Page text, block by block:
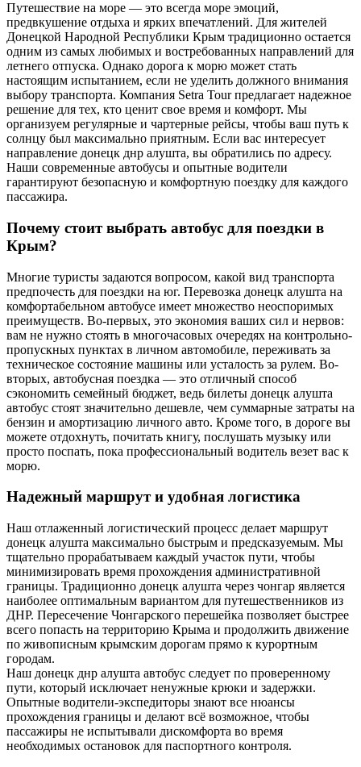
Путешествие на море — это всегда море эмоций,
предвкушение отдыха и ярких впечатлений. Для жителей
Донецкой Народной Республики Крым традиционно остается
одним из самых любимых и востребованных направлений для
летнего отпуска. Однако дорога к морю может стать
настоящим испытанием, если не уделить должного внимания
выбору транспорта. Компания Setra Tour предлагает надежное
решение для тех, кто ценит свое время и комфорт. Мы
организуем регулярные и чартерные рейсы, чтобы ваш путь к
солнцу был максимально приятным. Если вас интересует
направление донецк днр алушта, вы обратились по адресу.
Наши современные автобусы и опытные водители
гарантируют безопасную и комфортную поездку для каждого
пассажира.
Почему стоит выбрать автобус для поездки в
Крым?
Многие туристы задаются вопросом, какой вид транспорта
предпочесть для поездки на юг. Перевозка донецк алушта на
комфортабельном автобусе имеет множество неоспоримых
преимуществ. Во-первых, это экономия ваших сил и нервов:
вам не нужно стоять в многочасовых очередях на контрольно-
пропускных пунктах в личном автомобиле, переживать за
техническое состояние машины или усталость за рулем. Во-
вторых, автобусная поездка — это отличный способ
сэкономить семейный бюджет, ведь билеты донецк алушта
автобус стоят значительно дешевле, чем суммарные затраты на
бензин и амортизацию личного авто. Кроме того, в дороге вы
можете отдохнуть, почитать книгу, послушать музыку или
просто поспать, пока профессиональный водитель везет вас к
морю.
Надежный маршрут и удобная логистика
Наш отлаженный логистический процесс делает маршрут
донецк алушта максимально быстрым и предсказуемым. Мы
тщательно прорабатываем каждый участок пути, чтобы
минимизировать время прохождения административной
границы. Традиционно донецк алушта через чонгар является
наиболее оптимальным вариантом для путешественников из
ДНР. Пересечение Чонгарского перешейка позволяет быстрее
всего попасть на территорию Крыма и продолжить движение
по живописным крымским дорогам прямо к курортным
городам.
Наш донецк днр алушта автобус следует по проверенному
пути, который исключает ненужные крюки и задержки.
Опытные водители-экспедиторы знают все нюансы
прохождения границы и делают всё возможное, чтобы
пассажиры не испытывали дискомфорта во время
необходимых остановок для паспортного контроля.